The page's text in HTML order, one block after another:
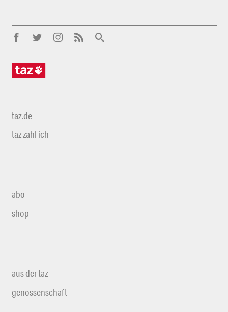
taz.de
taz zahl ich
abo
shop
aus der taz
genossenschaft